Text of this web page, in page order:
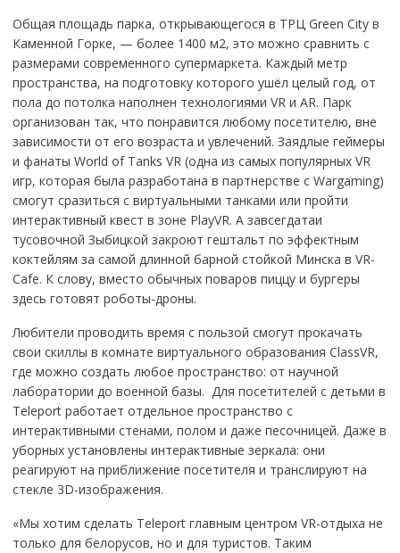
Общая площадь парка, открывающегося в ТРЦ Green City в
Каменной Горке, — более 1400 м2, это можно сравнить с
размерами современного супермаркета. Каждый метр
пространства, на подготовку которого ушёл целый год, от
пола до потолка наполнен технологиями VR и AR. Парк
организован так, что понравится любому посетителю, вне
зависимости от его возраста и увлечений. Заядлые геймеры
и фанаты World of Tanks VR (одна из самых популярных VR
игр, которая была разработана в партнерстве с Wargaming)
смогут сразиться с виртуальными танками или пройти
интерактивный квест в зоне PlayVR. А завсегдатаи
тусовочной Зыбицкой закроют гештальт по эффектным
коктейлям за самой длинной барной стойкой Минска в VR-
Cafe. К слову, вместо обычных поваров пиццу и бургеры
здесь готовят роботы-дроны.
Любители проводить время с пользой смогут прокачать
свои скиллы в комнате виртуального образования ClassVR,
где можно создать любое пространство: от научной
лаборатории до военной базы. Для посетителей с детьми в
Teleport работает отдельное пространство с
интерактивными стенами, полом и даже песочницей. Даже в
уборных установлены интерактивные зеркала: они
реагируют на приближение посетителя и транслируют на
стекле 3D-изображения.
«Мы хотим сделать Teleport главным центром VR-отдыха не
только для белорусов, но и для туристов. Таким